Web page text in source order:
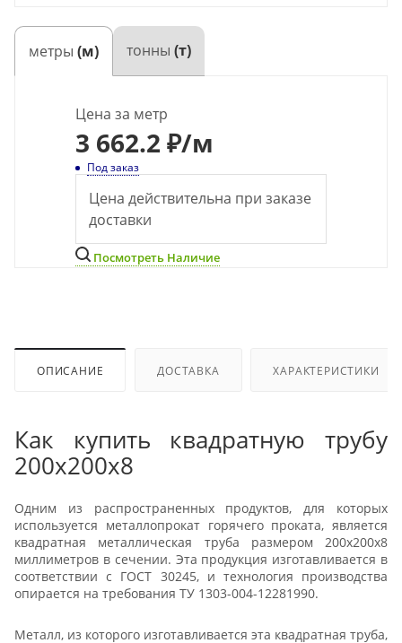
метры (м) тонны (т)
Цена за метр
3 662.2 ₽/м
Под заказ
Цена действительна при заказе
доставки
Посмотреть Наличие
ОПИСАНИЕ ДОСТАВКА ХАРАКТЕРИСТИКИ
Как купить квадратную трубу
200х200х8
Одним из распространенных продуктов, для которых
используется металлопрокат горячего проката, является
квадратная металлическая труба размером 200х200х8
миллиметров в сечении. Эта продукция изготавливается в
соответствии с ГОСТ 30245, и технология производства
опирается на требования ТУ 1303-004-12281990.
Металл, из которого изготавливается эта квадратная труба,